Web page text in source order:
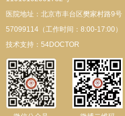
医院地址：北京市丰台区樊家村路9号
57099114（工作时间：8:00-17:00）
技术支持： 54DOCTOR